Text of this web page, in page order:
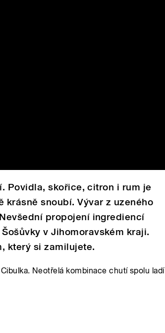
Povidla, skořice, citron i rum je
krásně snoubí. Vývar z uzeného
propojení ingrediencí
v Jihomoravském kraji.
který si zamilujete.
Neotřelá kombinace chutí spolu ladí